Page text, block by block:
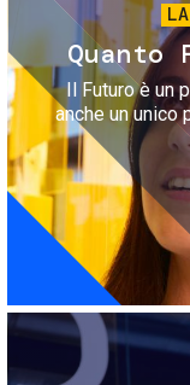
Quanto
Il Futuro è un
anche un unico